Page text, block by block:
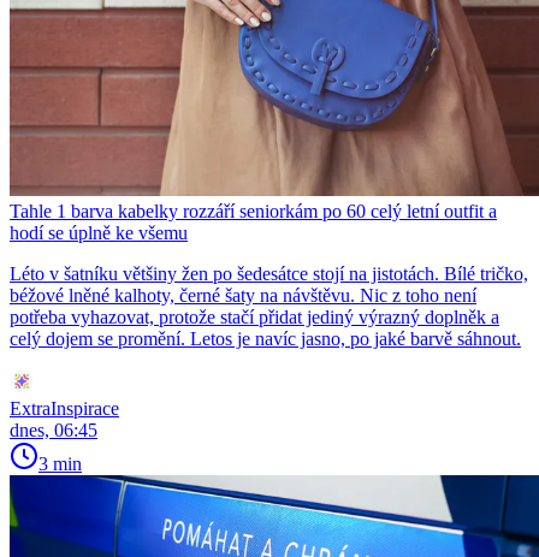
Tahle 1 barva kabelky rozzáří seniorkám po 60 celý letní outfit a
hodí se úplně ke všemu
Léto v šatníku většiny žen po šedesátce stojí na jistotách. Bílé tričko,
béžové lněné kalhoty, černé šaty na návštěvu. Nic z toho není
potřeba vyhazovat, protože stačí přidat jediný výrazný doplněk a
celý dojem se promění. Letos je navíc jasno, po jaké barvě sáhnout.
ExtraInspirace
dnes, 06:45
3 min